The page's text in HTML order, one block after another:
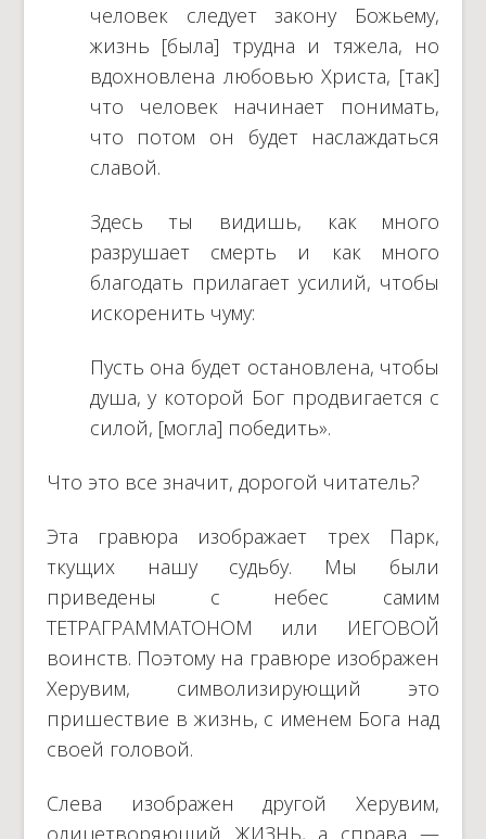
человек следует закону Божьему,
жизнь [была] трудна и тяжела, но
вдохновлена любовью Христа, [так]
что человек начинает понимать,
что потом он будет наслаждаться
славой.
Здесь ты видишь, как много
разрушает смерть и как много
благодать прилагает усилий, чтобы
искоренить чуму:
Пусть она будет остановлена, чтобы
душа, у которой Бог продвигается с
силой, [могла] победить».
Что это все значит, дорогой читатель?
Эта гравюра изображает трех Парк,
ткущих нашу судьбу. Мы были
приведены с небес самим
ТЕТРАГРАММАТОНОМ или ИЕГОВОЙ
воинств. Поэтому на гравюре изображен
Херувим, символизирующий это
пришествие в жизнь, с именем Бога над
своей головой.
Слева изображен другой Херувим,
олицетворяющий ЖИЗНЬ, а справа —